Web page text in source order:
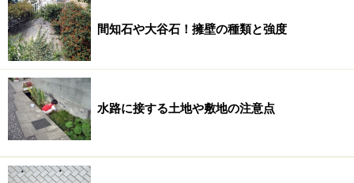
耐震性の高い住宅でも、震度７の揺れに襲われればそれ
なりの被害は免れないでしょう。
新耐震基準の住宅でも、耐震性がない！？
間知石や大谷石！擁壁の種類と強度
水路に接する土地や敷地の注意点